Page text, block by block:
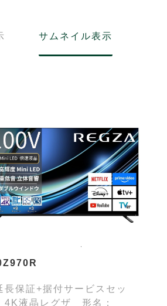
サムネイル表示
長保証+据付サービスセッ
4K液晶レグザ 形名：